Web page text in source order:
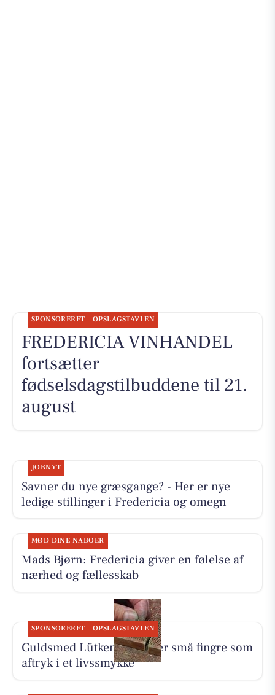
SPONSORERET OPSLAGSTAVLEN
FREDERICIA VINHANDEL
fortsætter
fødselsdagstilbuddene til 21.
august
JOBNYT
Savner du nye græsgange? - Her er nye
ledige stillinger i Fredericia og omegn
MØD DINE NABOER
Mads Bjørn: Fredericia giver en følelse af
nærhed og fællesskab
SPONSORERET OPSLAGSTAVLEN
Guldsmed Lütken foreviger små fingre som
aftryk i et livssmykke